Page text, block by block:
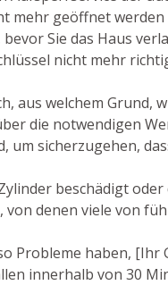
mehr geöffnet werden
Sie das Haus
nicht mehr
aus welchem Grund,
die notwendigen
um sicherzugehen,
beschädigt
von denen viele von
Probleme haben,
innerhalb von 30